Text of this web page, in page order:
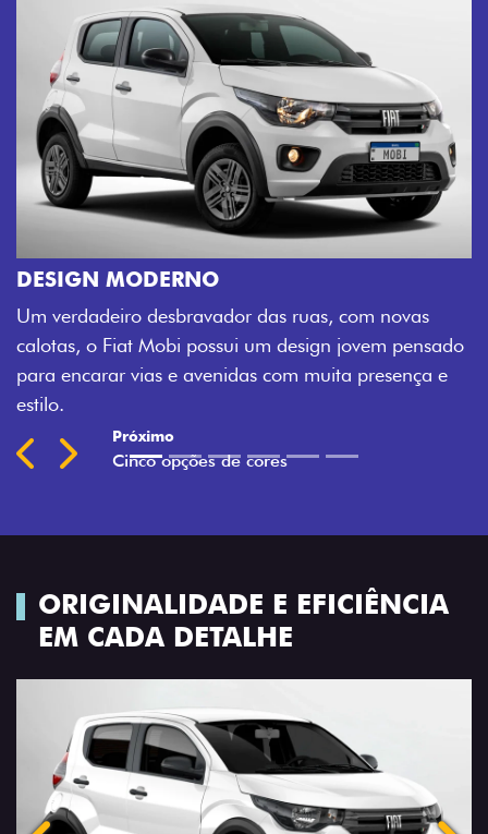
novas
pensado
e
CINCO OPÇÕES DE CORES
O Fiat Mobi tem sempre uma opção de
sua cara. Escolha entre o Preto Vulcano,
Montecarlo, Branco Banchisa, Prata Bari e
Silverstone.
ORIGINALIDADE E EFICIÊNCIA
EM CADA DETALHE